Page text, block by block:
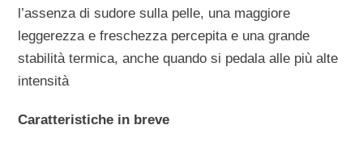
l’assenza di sudore sulla pelle, una maggiore
leggerezza e freschezza percepita e una grande
stabilità termica, anche quando si pedala alle più alte
intensità
Caratteristiche in breve